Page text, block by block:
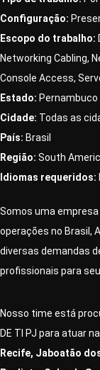
Configuração:
Escopo do trabalho:
Networking Cabling
Console Access
Estado: Pernambuco
Cidade: Todas as
País: Brasil
Região: South
Idiomas requeridos:
Somos uma
operações no Brasil,
diversas demandas
profissionais para
Nosso time está
DE TI PJ para atuar
Recife, Jaboatão